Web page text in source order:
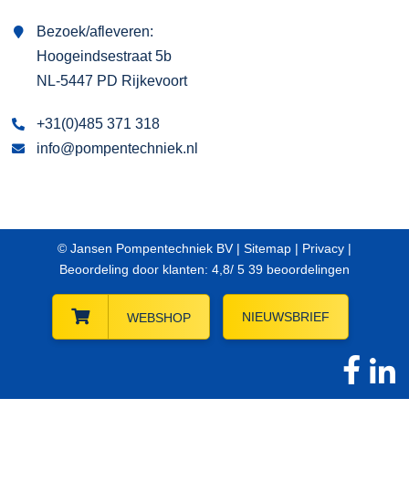
Bezoek/afleveren:
Hoogeindsestraat 5b
NL-5447 PD Rijkevoort
+31(0)485 371 318
info@pompentechniek.nl
© Jansen Pompentechniek BV | Sitemap | Privacy |
Beoordeling door klanten: 4,8/ 5 39 beoordelingen
WEBSHOP NIEUWSBRIEF